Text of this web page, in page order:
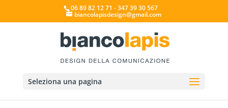
06 89 82 12 71 - 347 39 30 567
biancolapisdesign@gmail.com
Seleziona una pagina